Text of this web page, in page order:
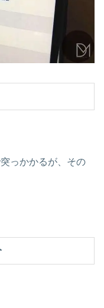
っかかるが、その